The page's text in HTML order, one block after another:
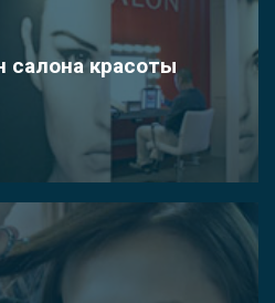
салона красоты